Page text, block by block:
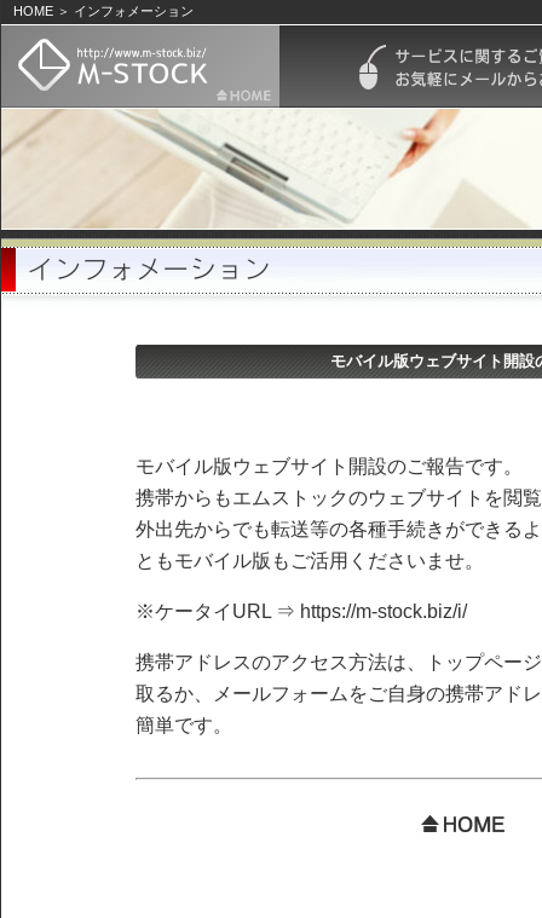
HOME ＞ インフォメーション
モバイル版ウェブサイト開設
モバイル版ウェブサイト開設のご報告です。
携帯からもエムストックのウェブサイトを閲
外出先からでも転送等の各種手続きができる
ともモバイル版もご活用くださいませ。
※ケータイURL ⇒ https://m-stock.biz/i/
携帯アドレスのアクセス方法は、トップペー
取るか、メールフォームをご自身の携帯アド
簡単です。